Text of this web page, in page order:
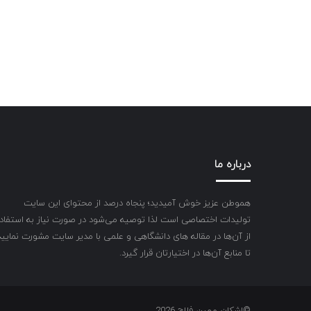
درباره ما
هموطن عزیز خوش آمیدید؛ پنجاه درصد از محتوای این سایت
تولیدات اختصاصی است لذا توصیه می‌شود در صورت نیاز به
از آن‌ها در مقاله های دانشگاهی و علمی با مدیر سایت مشورت
تا منابع آن‌ها در اختیارتان قرار گیرد.